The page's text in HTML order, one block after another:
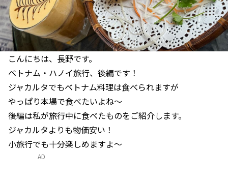
こんにちは、長野です。
ベトナム・ハノイ旅行、後編です！
ジャカルタでもベトナム料理は食べられますが
やっぱり本場で食べたいよね～
後編は私が旅行中に食べたものをご紹介します。
ジャカルタよりも物価安い！
小旅行でも十分楽しめますよ～
AD